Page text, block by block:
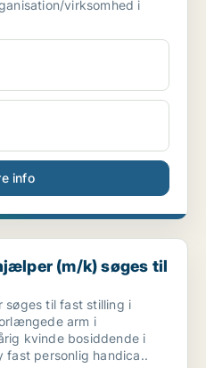
virksomhed i
info
søges til fast sti...
(m/k) søges til
søges til fast stilling i
arm i
kvinde bosiddende i
fast personlig handica..